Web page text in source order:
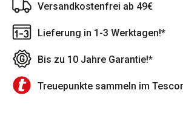
Versandkostenfrei ab 49€
Lieferung in 1-3 Werktagen!*
Bis zu 10 Jahre Garantie!*
Treuepunkte sammeln im